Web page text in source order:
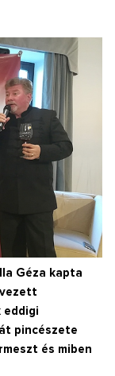
Géza kapta
eddigi
pincészete
és miben